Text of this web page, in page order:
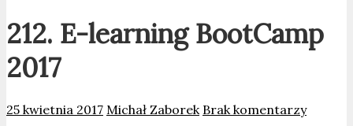
212. E-learning BootCamp
2017
25 kwietnia 2017 Michał Zaborek Brak komentarzy